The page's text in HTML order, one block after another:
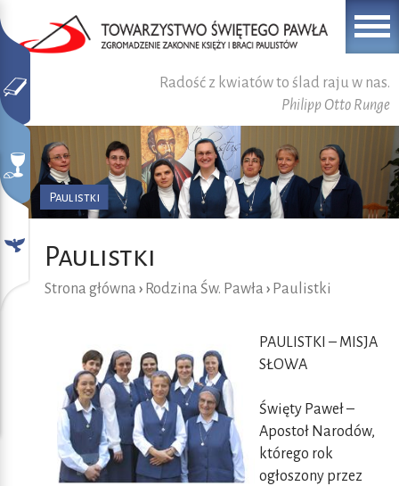
Radość z kwiatów to ślad raju w nas.
Philipp Otto Runge
Paulistki
Paulistki
Strona główna › Rodzina Św. Pawła › Paulistki
PAULISTKI – MISJA
SŁOWA
Święty Paweł –
Apostoł Narodów,
którego rok
ogłoszony przez